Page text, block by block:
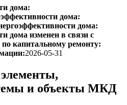
дома:
дома:
дома:
дома изменен в связи с
по капитальному ремонту:
2026-05-31
и объекты МКД